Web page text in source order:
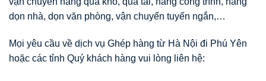
dọn nhà, dọn văn phòng, vận chuyển tuyến ngắn,…
Mọi yêu cầu về dịch vụ Ghép hàng từ Hà Nội đi Phú Yên
hoặc các tỉnh Quý khách hàng vui lòng liên hệ: